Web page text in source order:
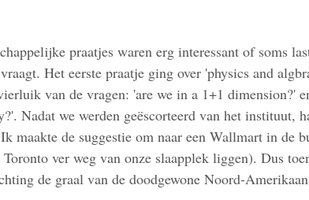
praatjes waren erg interessant of soms
Het eerste praatje ging over 'physics and
van de vragen: 'are we in a 1+1 dimension?'
Nadat we werden geëscorteerd van het instituut,
maakte de suggestie om naar een Wallmart in de
ver weg van onze slaapplek liggen). Dus
de graal van de doodgewone Noord-